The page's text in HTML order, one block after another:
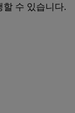
할 수 있습니다.